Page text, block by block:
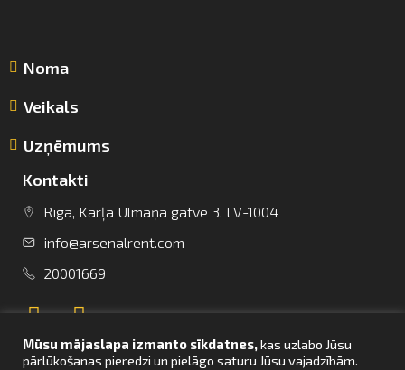
info@arsenalrent.com
+37120001669
Lietuva Latvija Igaunija
Noma
Veikals
Uzņēmums
Kontakti
Rīga, Kārļa Ulmaņa gatve 3, LV-1004
info@arsenalrent.com
20001669
Mūsu mājaslapa izmanto sīkdatnes,kas uzlabo Jūsu
pārlūkošanas pieredzi un pielāgo saturu Jūsu vajadzībām.